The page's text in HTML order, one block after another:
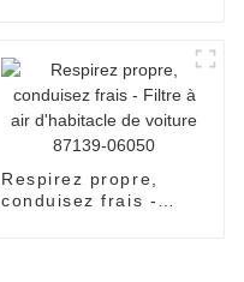
Respirez propre,
conduisez frais -